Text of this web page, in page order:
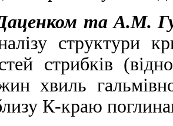
та А.М.
структури
стрибкiв
хвиль
К-краю